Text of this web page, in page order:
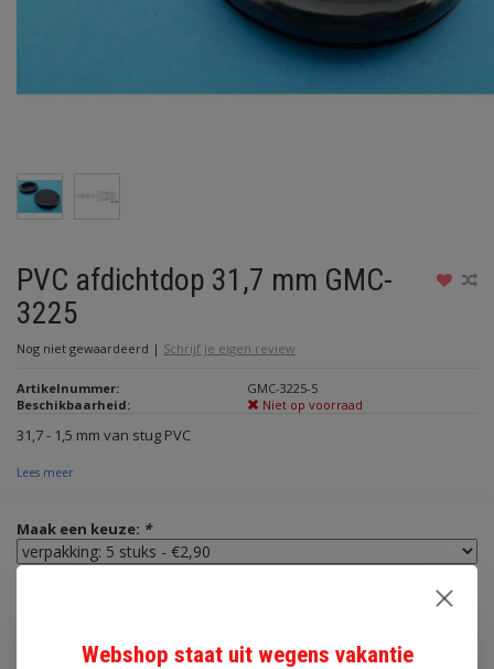
PVC afdichtdop 31,7 mm GMC-
3225
Nog niet gewaardeerd | Schrijf je eigen review
Artikelnummer:
GMC-3225-5
Beschikbaarheid:
Niet op voorraad
31,7 - 1,5 mm van stug PVC
Lees meer
Maak een keuze: *
€2,90
Webshop staat uit wegens vakantie